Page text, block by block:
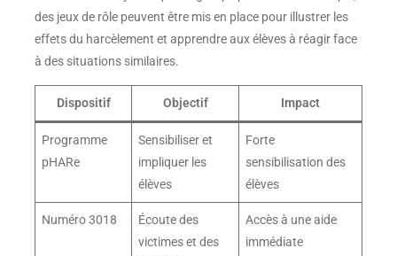
des jeux de rôle peuvent être mis en place pour illustrer les
effets du harcèlement et apprendre aux élèves à réagir face
à des situations similaires.
Dispositif Objectif Impact
Programme
pHARe
Sensibiliser et
impliquer les
élèves
Forte
sensibilisation des
élèves
Numéro 3018
Écoute des
victimes et des
Accès à une aide
immédiate